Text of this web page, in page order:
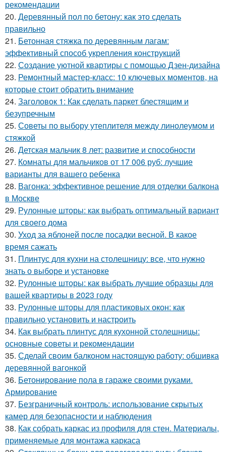
рекомендации
20. Деревянный пол по бетону: как это сделать
правильно
21. Бетонная стяжка по деревянным лагам:
эффективный способ укрепления конструкций
22. Создание уютной квартиры с помощью Дзен-дизайна
23. Ремонтный мастер-класс: 10 ключевых моментов, на
которые стоит обратить внимание
24. Заголовок 1: Как сделать паркет блестящим и
безупречным
25. Советы по выбору утеплителя между линолеумом и
стяжкой
26. Детская мальчик 8 лет: развитие и способности
27. Комнаты для мальчиков от 17 006 руб: лучшие
варианты для вашего ребенка
28. Вагонка: эффективное решение для отделки балкона
в Москве
29. Рулонные шторы: как выбрать оптимальный вариант
для своего дома
30. Уход за яблоней после посадки весной. В какое
время сажать
31. Плинтус для кухни на столешницу: все, что нужно
знать о выборе и установке
32. Рулонные шторы: как выбрать лучшие образцы для
вашей квартиры в 2023 году
33. Рулонные шторы для пластиковых окон: как
правильно установить и настроить
34. Как выбрать плинтус для кухонной столешницы:
основные советы и рекомендации
35. Сделай своим балконом настоящую работу: обшивка
деревянной вагонкой
36. Бетонирование пола в гараже своими руками.
Армирование
37. Безграничный контроль: использование скрытых
камер для безопасности и наблюдения
38. Как собрать каркас из профиля для стен. Материалы,
применяемые для монтажа каркаса